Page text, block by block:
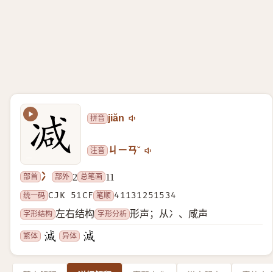
拼音 jiǎn
注音 ㄐㄧㄢˇ
部首 冫 部外 2 总笔画 11
统一码 CJK 51CF 笔顺 41131251534
字形结构 左右结构 字形分析 形声；从冫、咸声
繁体 异体